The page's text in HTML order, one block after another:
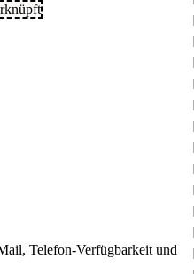
Telefon-Verfügbarkeit und